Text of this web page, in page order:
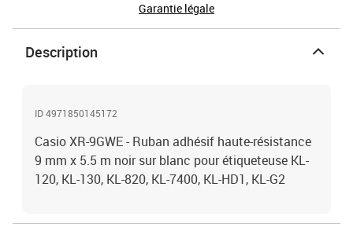
Garantie légale
Description
ID 4971850145172
Casio XR-9GWE - Ruban adhésif haute-résistance
9 mm x 5.5 m noir sur blanc pour étiqueteuse KL-
120, KL-130, KL-820, KL-7400, KL-HD1, KL-G2